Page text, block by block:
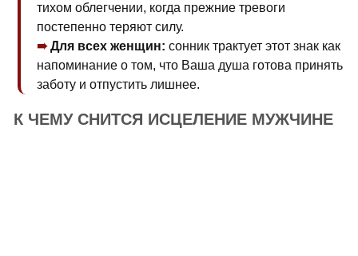
тихом облегчении, когда прежние тревоги
постепенно теряют силу.
Для всех женщин: сонник трактует этот знак как
напоминание о том, что Ваша душа готова принять
заботу и отпустить лишнее.
К ЧЕМУ СНИТСЯ ИСЦЕЛЕНИЕ МУЖЧИНЕ